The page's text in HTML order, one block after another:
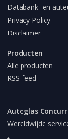
Databank- en
Privacy Policy
Disclaimer
Producten
Alle producten
RSS-feed
Autoglas
Wereldwijde